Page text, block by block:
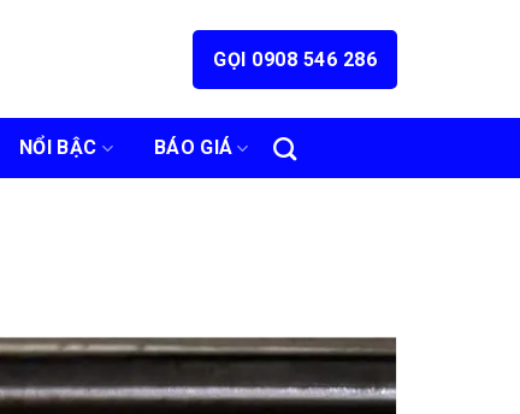
GỌI 0908 546 286
NỔI BẬC BÁO GIÁ